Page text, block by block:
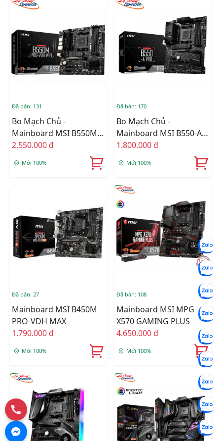
Đã bán: 131
Bo Mạch Chủ -
Mainboard MSI B550M
PRO-VDH WIFI
2.550.000 đ
Mới 100%
Đã bán: 170
Bo Mạch Chủ -
Mainboard MSI B550-A
PRO
1.800.000 đ
Mới 100%
Đã bán: 27
Mainboard MSI B450M
PRO-VDH MAX
1.790.000 đ
Mới 100%
Đã bán: 108
Mainboard MSI MPG
X570 GAMING PLUS
4.650.000 đ
Mới 100%